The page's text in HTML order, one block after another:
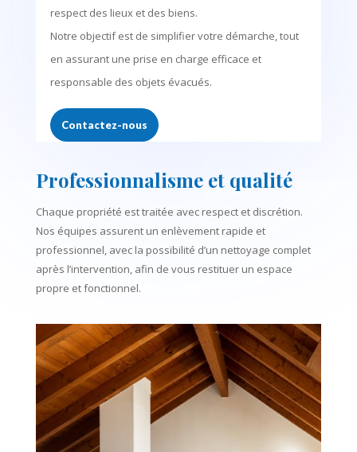
respect des lieux et des biens.
Notre objectif est de simplifier votre démarche, tout
en assurant une prise en charge efficace et
responsable des objets évacués.
Contactez-nous
Professionnalisme et qualité
Chaque propriété est traitée avec respect et discrétion.
Nos équipes assurent un enlèvement rapide et
professionnel, avec la possibilité d’un nettoyage complet
après l’intervention, afin de vous restituer un espace
propre et fonctionnel.